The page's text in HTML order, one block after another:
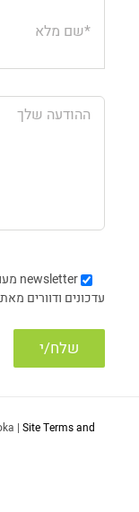
newsletter
עדכונים ודוורים
| Site Terms and